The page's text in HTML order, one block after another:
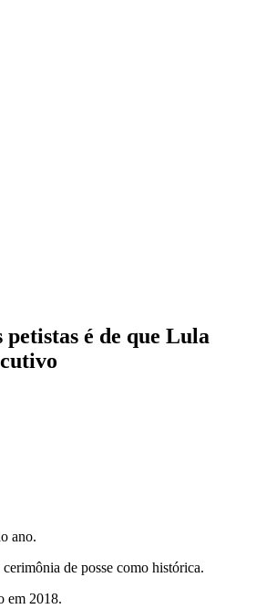
é de que Lula
ano.
cerimônia de posse como histórica.
em 2018.